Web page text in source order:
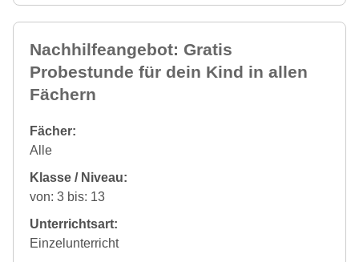
Nachhilfeangebot: Gratis
Probestunde für dein Kind in allen
Fächern
Fächer:
Alle
Klasse / Niveau:
von: 3 bis: 13
Unterrichtsart:
Einzelunterricht